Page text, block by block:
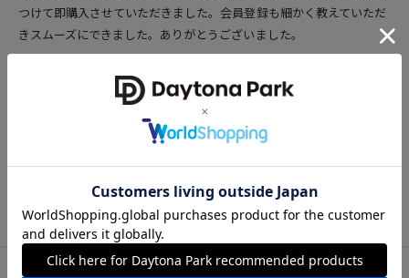
つけて即購入させていただきました。会員登録も細かく教えていただ
きスムーズにできました。ありがとうございました。
155cm 45～49kg 23.0cm
FREAK'S STORE ジャケット/アウター ダウン・中綿ジャケット/コート